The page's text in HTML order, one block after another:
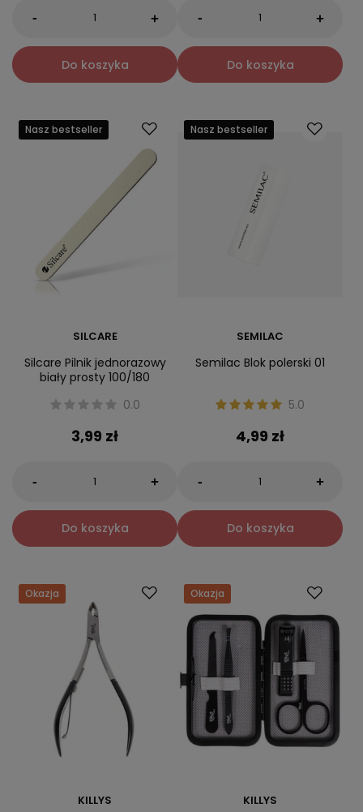
- +
Do koszyka
- +
Do koszyka
Nasz bestseller
SILCARE
Silcare Pilnik jednorazowy
biały prosty 100/180
0.0
3,99 zł
- +
Do koszyka
Nasz bestseller
SEMILAC
Semilac Blok polerski 01
5.0
4,99 zł
- +
Do koszyka
Okazja
KILLYS
Okazja
KILLYS